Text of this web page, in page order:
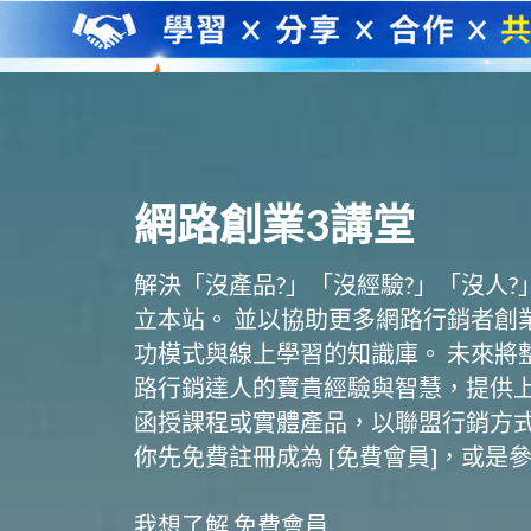
網路創業3講堂
解決「沒產品?」「沒經驗?」「沒人
立本站。 並以協助更多網路行銷者創
功模式與線上學習的知識庫。 未來將
路行銷達人的寶貴經驗與智慧，提供
函授課程或實體產品，以聯盟行銷方
你先免費註冊成為 [免費會員]，或是
我想了解 免費會員